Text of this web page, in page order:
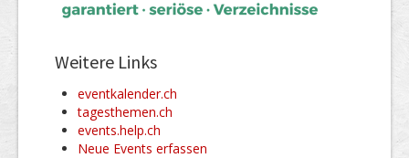
Weitere Links
eventkalender.ch
tagesthemen.ch
events.help.ch
Neue Events erfassen